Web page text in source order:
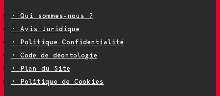
• Qui sommes-nous ?
• Avis Juridique
• Politique Confidentialité
• Code de déontologie
• Plan du Site
• Politique de Cookies